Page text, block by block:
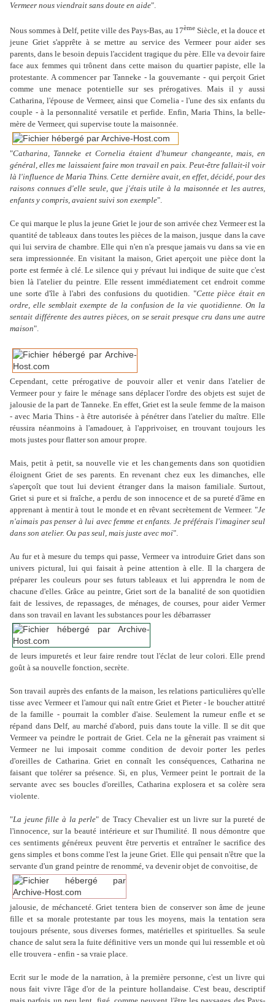
Vermeer nous viendrait sans doute en aide".
Nous sommes à Delf, petite ville des Pays-Bas, au 17ème Siècle, et la douce et
jeune Griet s'apprête à se mettre au service des Vermeer pour aider ses
parents, dans le besoin depuis l'accident tragique du père. Elle va devoir faire
face aux femmes qui trônent dans cette maison du quartier papiste, elle la
protestante. A commencer par Tanneke - la gouvernante - qui perçoit Griet
comme une menace potentielle sur ses prérogatives. Mais il y aussi
Catharina, l'épouse de Vermeer, ainsi que Cornelia - l'une des six enfants du
couple - à la personnalité versatile et perfide. Enfin, Maria Thins, la belle-
mère de Vermeer, qui supervise toute la maisonnée.
"Catharina, Tanneke et Cornelia étaient d'humeur changeante, mais, en
général, elles me laissaient faire mon travail en paix. Peut-être fallait-il voir
là l'influence de Maria Thins. Cette dernière avait, en effet, décidé, pour des
raisons connues d'elle seule, que j'étais utile à la maisonnée et les autres,
enfants y compris, avaient suivi son exemple".
Ce qui marque le plus la jeune Griet le jour de son arrivée chez Vermeer est la
quantité de tableaux dans toutes les pièces de la maison, jusque dans la cave
qui lui servira de chambre. Elle qui n'en n'a presque jamais vu dans sa vie en
sera impressionnée. En visitant la maison, Griet aperçoit une pièce dont la
porte est fermée à clé. Le silence qui y prévaut lui indique de suite que c'est
bien là l'atelier du peintre. Elle ressent immédiatement cet endroit comme
une sorte d'île à l'abri des confusions du quotidien. "Cette pièce était en
ordre, elle semblait exempte de la confusion de la vie quotidienne. On la
sentait différente des autres pièces, on se serait presque cru dans une autre
maison".
Cependant, cette prérogative de pouvoir aller et venir dans l'atelier de
Vermeer pour y faire le ménage sans déplacer l'ordre des objets est sujet de
jalousie de la part de Tanneke. En effet, Griet est la seule femme de la maison
- avec Maria Thins - à être autorisée à pénétrer dans l'atelier du maître. Elle
réussira néanmoins à l'amadouer, à l'apprivoiser, en trouvant toujours les
mots justes pour flatter son amour propre.
Mais, petit à petit, sa nouvelle vie et les changements dans son quotidien
éloignent Griet de ses parents. En revenant chez eux les dimanches, elle
s'aperçoît que tout lui devient étranger dans la maison familiale. Surtout,
Griet si pure et si fraîche, a perdu de son innocence et de sa pureté d'âme en
apprenant à mentir à tout le monde et en rêvant secrètement de Vermeer. "Je
n'aimais pas penser à lui avec femme et enfants. Je préférais l'imaginer seul
dans son atelier. Ou pas seul, mais juste avec moi".
Au fur et à mesure du temps qui passe, Vermeer va introduire Griet dans son
univers pictural, lui qui faisait à peine attention à elle. Il la chargera de
préparer les couleurs pour ses futurs tableaux et lui apprendra le nom de
chacune d'elles. Grâce au peintre, Griet sort de la banalité de son quotidien
fait de lessives, de repassages, de ménages, de courses, pour aider Vermer
dans son travail en lavant les substances pour les débarrasser
de leurs impuretés et leur faire rendre tout l'éclat de leur colori. Elle prend
goût à sa nouvelle fonction, secrète.
Son travail auprès des enfants de la maison, les relations particulières qu'elle
tisse avec Vermeer et l'amour qui naît entre Griet et Pieter - le boucher attitré
de la famille - pourrait la combler d'aise. Seulement la rumeur enfle et se
répand dans Delf, au marché d'abord, puis dans toute la ville. Il se dit que
Vermeer va peindre le portrait de Griet. Cela ne la gênerait pas vraiment si
Vermeer ne lui imposait comme condition de devoir porter les perles
d'oreilles de Catharina. Griet en connaît les conséquences, Catharina ne
faisant que tolérer sa présence. Si, en plus, Vermeer peint le portrait de la
servante avec ses boucles d'oreilles, Catharina explosera et sa colère sera
violente.
"La jeune fille à la perle" de Tracy Chevalier est un livre sur la pureté de
l'innocence, sur la beauté intérieure et sur l'humilité. Il nous démontre que
ces sentiments généreux peuvent être pervertis et entraîner le sacrifice des
gens simples et bons comme l'est la jeune Griet. Elle qui pensait n'être que la
servante d'un grand peintre de renommé, va devenir objet de convoitise, de
jalousie, de méchanceté. Griet tentera bien de conserver son âme de jeune
fille et sa morale protestante par tous les moyens, mais la tentation sera
toujours présente, sous diverses formes, matérielles et spirituelles. Sa seule
chance de salut sera la fuite définitive vers un monde qui lui ressemble et où
elle trouvera - enfin - sa vraie place.
Ecrit sur le mode de la narration, à la première personne, c'est un livre qui
nous fait vivre l'âge d'or de la peinture hollandaise. C'est beau, descriptif